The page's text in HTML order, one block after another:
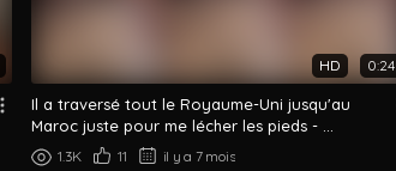
HD 0:24
Il a traversé tout le Royaume-Uni jusqu'au
Maroc juste pour me lécher les pieds - ...
1.3K 11 il y a 7 mois